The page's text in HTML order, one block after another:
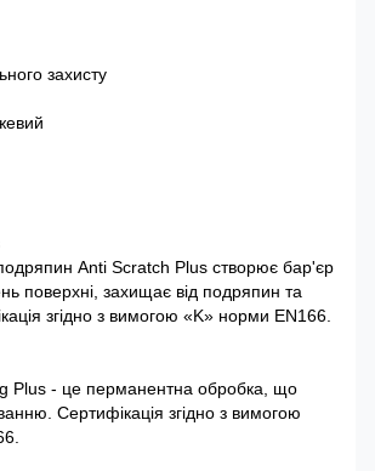
захисту
Anti Scratch Plus створює бар'єр
поверхні, захищає від подряпин та
згідно з вимогою «K» норми EN166.
Plus - це перманентна обробка, що
Сертифікація згідно з вимогою